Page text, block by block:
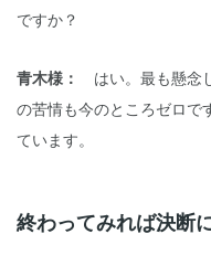
ですか？
青木様：
はい。最も懸念
の苦情も今のところゼロで
ています。
終わってみれば決断